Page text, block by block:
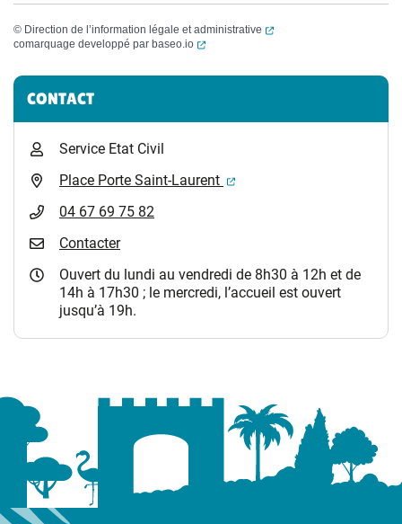
© Direction de l’information légale et administrative
(ouverture dans un
comarquage developpé par baseo.io (ouverture dans un nouvel onglet)
Informations complémentaires
CONTACT
Service Etat Civil
Place Porte Saint-Laurent
(ouverture dans un
04 67 69 75 82
Contacter
Ouvert du lundi au vendredi de 8h30 à 12h et de
14h à 17h30 ; le mercredi, l’accueil est ouvert
jusqu’à 19h.